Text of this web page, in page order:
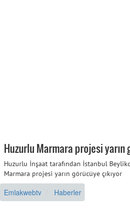
Huzurlu Marmara projesi yarın
Huzurlu İnşaat tarafından İstanbul
Marmara projesi yarın görücüye çıkıyor
Emlakwebtv Haberler